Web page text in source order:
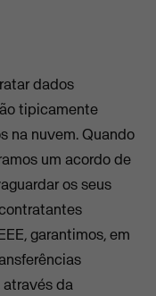
dados
tipicamente
na nuvem. Quando
um acordo de
os seus
garantimos, em
através da